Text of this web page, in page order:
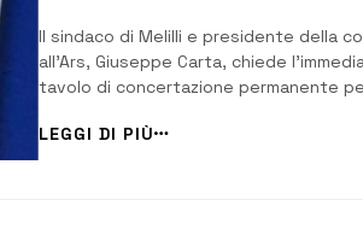
Il sindaco di Melilli e presidente della
all’Ars, Giuseppe Carta, chiede
tavolo di concertazione permanente
crisi del petrolchimico siracusano. Il
voler chiudere un i...
LEGGI DI PIÙ